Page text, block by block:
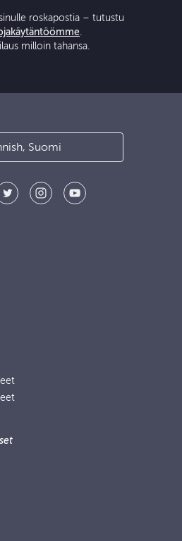
roskapostia – tutustu
.
milloin tahansa.
Finnish, Suomi